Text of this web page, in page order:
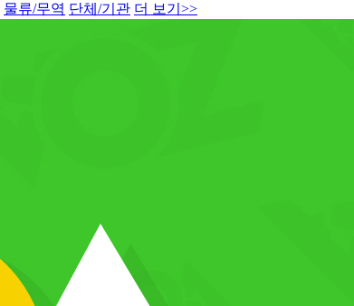
물류/무역 단체/기관 더 보기>>